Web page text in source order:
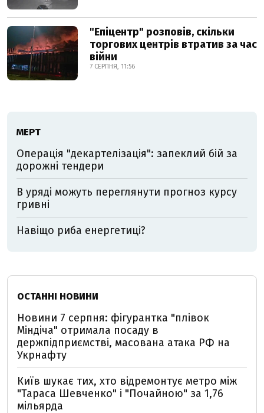
"Епіцентр" розповів, скільки
торгових центрів втратив за час
війни
7 СЕРПНЯ, 11:56
МЕРТ
Операція "декартелізація": запеклий бій за
дорожні тендери
В уряді можуть переглянути прогноз курсу
гривні
Навіщо риба енергетиці?
ОСТАННІ НОВИНИ
Новини 7 серпня: фігурантка "плівок
Міндіча" отримала посаду в
держпідприємстві, масована атака РФ на
Укрнафту
Київ шукає тих, хто відремонтує метро між
"Тараса Шевченко" і "Почайною" за 1,76
мільярда